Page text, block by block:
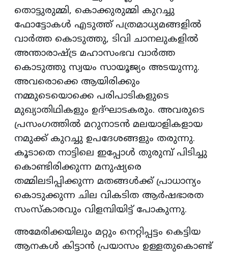
തൊട്ടുരുമ്മി, കൊക്കുരുമ്മി കുറച്ചു
ഫോട്ടോകൾ എടുത്ത് പത്രമാധ്യമങ്ങളിൽ
വാർത്ത കൊടുത്തു, ടിവി ചാനലുകളിൽ
അന്താരാഷ്ട്ര മഹാസംഭവ വാർത്ത
കൊടുത്തു സ്വയം സായൂജ്യം അടയുന്നു.
അവരൊക്കെ ആയിരിക്കും
നമ്മുടെയൊക്കെ പരിപാടികളുടെ
മുഖ്യാതിഥികളും ഉദ്ഘാടകരും. അവരുടെ
പ്രസംഗത്തിൽ മറുനാടൻ മലയാളികളായ
നമുക്ക് കുറച്ചു ഉപദേശങ്ങളും തരുന്നു.
കൂടാതെ നാട്ടിലെ ഇപ്പോൾ തുരുമ്പ് പിടിച്ചു
കൊണ്ടിരിക്കുന്ന മനുഷ്യരെ
തമ്മിലടിപ്പിക്കുന്ന മതങ്ങൾക്ക് പ്രാധാന്യം
കൊടുക്കുന്ന ചില വികടിത ആർഷഭാരത
സംസ്കാരവും വിളമ്പിയിട്ട് പോകുന്നു.
അമേരിക്കയിലും മറ്റും നെറ്റിപ്പട്ടം കെട്ടിയ
ആനകൾ കിട്ടാൻ പ്രയാസം ഉള്ളതുകൊണ്ട്